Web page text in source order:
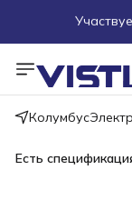
Поможем
Более 100
Колумбус
Есть